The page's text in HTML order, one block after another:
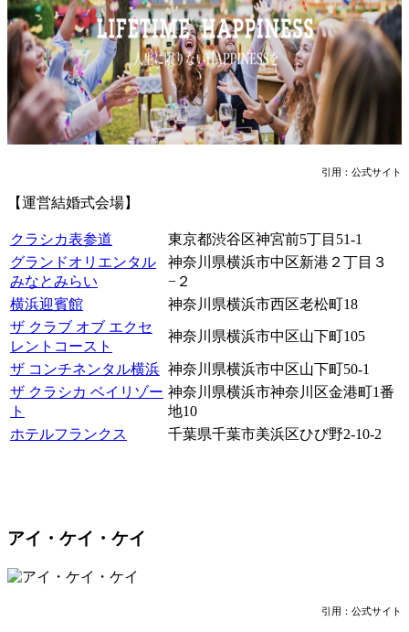
引用：公式サイト
【運営結婚式会場】
クラシカ表参道
東京都渋谷区神宮前5丁目51-1
グランドオリエンタル
みなとみらい
神奈川県横浜市中区新港２丁目３
−２
横浜迎賓館
神奈川県横浜市西区老松町18
ザ クラブ オブ エクセ
レントコースト
神奈川県横浜市中区山下町105
ザ コンチネンタル横浜 神奈川県横浜市中区山下町50-1
ザ クラシカ ベイリゾー
ト
神奈川県横浜市神奈川区金港町1番
地10
ホテルフランクス
千葉県千葉市美浜区ひび野2-10-2
アイ・ケイ・ケイ
引用：公式サイト